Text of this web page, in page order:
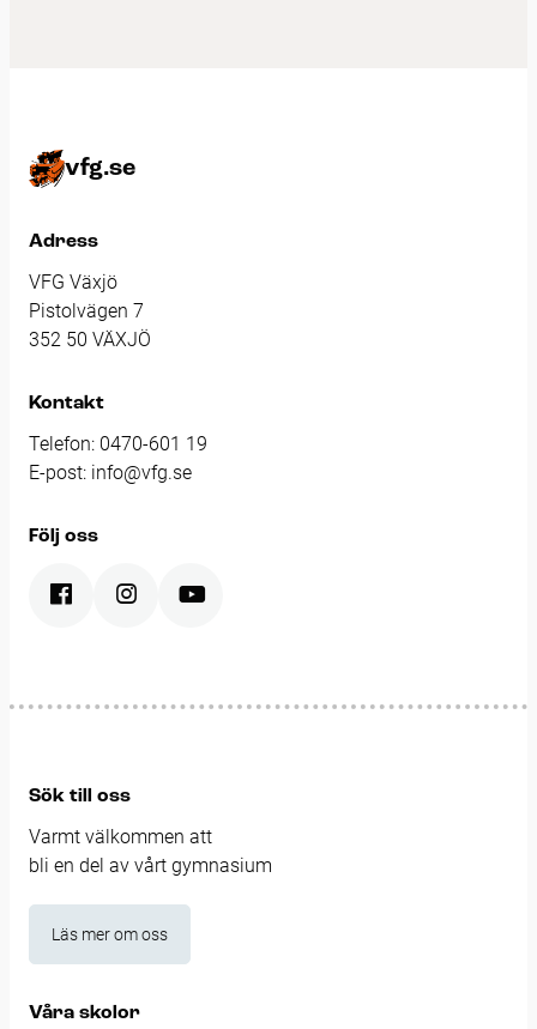
vfg.se
Adress
VFG Växjö
Pistolvägen 7
352 50 VÄXJÖ
Kontakt
Telefon: 0470-601 19
E-post: info@vfg.se
Följ oss
Sök till oss
Varmt välkommen att
bli en del av vårt gymnasium
Läs mer om oss
Våra skolor